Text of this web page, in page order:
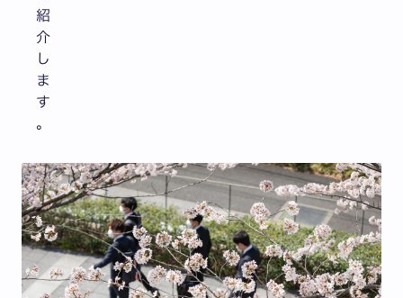
紹
介
し
ま
す
。